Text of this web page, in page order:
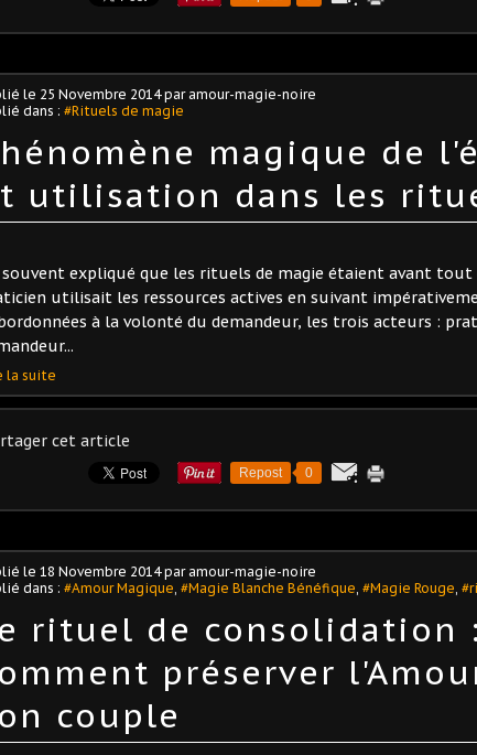
le 25 Novembre 2014par amour-magie-noire
dans : #Rituels de magie
magique de
utilisation dans les
souvent expliqué que les rituels de magie étaient avant
utilisait les ressources actives en suivant
à la volonté du demandeur, les trois acteurs :
la suite
cet article
Repost 0
le 18 Novembre 2014par amour-magie-noire
dans : #Amour Magique #Magie Blanche Bénéfique #Magie Rouge
rituel de consolidation :
préserver
couple